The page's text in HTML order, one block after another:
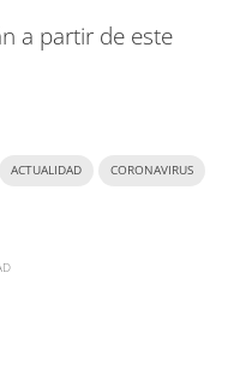
a partir de este
ACTUALIDAD CORONAVIRUS